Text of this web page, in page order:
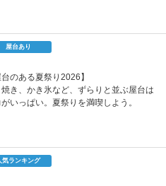
屋台あり
台のある夏祭り2026】
き、かき氷など、ずらりと並ぶ屋台は
いっぱい。夏祭りを満喫しよう。
気ランキング